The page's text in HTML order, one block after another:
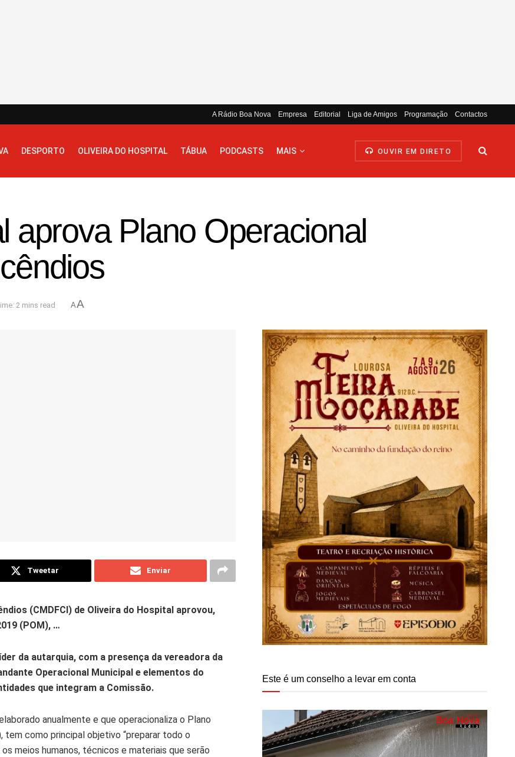
A Rádio Boa Nova Empresa Editorial Liga de Amigos Programação Contactos
DESPORTO OLIVEIRA DO HOSPITAL TÁBUA PODCASTS MAIS OUVIR EM DIRETO
aprova Plano Operacional
2 mins read AA
Tweetar Enviar
(CMDFCI) de Oliveira do Hospital aprovou,
(POM), …
da autarquia, com a presença da vereadora da
Operacional Municipal e elementos do
que integram a Comissão.
anualmente e que operacionaliza o Plano
tem como principal objetivo “preparar todo o
meios humanos, técnicos e materiais que serão
Este é um conselho a levar em conta